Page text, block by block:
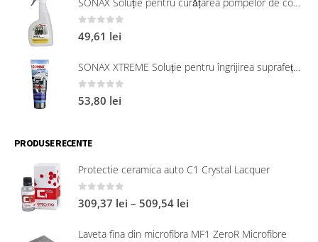
out of 5
49,61 lei
SONAX XTREME Soluție pentru îngrijirea suprafețelor exterioare din plastic 250 ml
out of 5
53,80 lei
PRODUSE RECENTE
Protectie ceramica auto C1 Crystal Lacquer
out of 5
309,37 lei – 509,54 lei
Laveta fina din microfibra MF1 ZeroR Microfibre